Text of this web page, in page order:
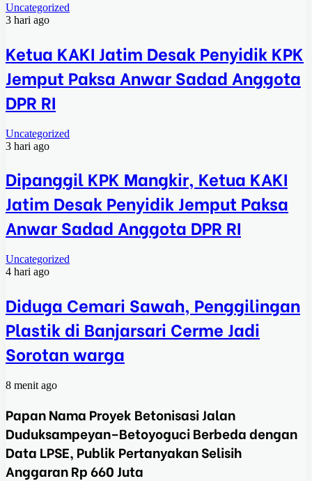
Uncategorized
3 hari ago
Ketua KAKI Jatim Desak Penyidik KPK
Jemput Paksa Anwar Sadad Anggota
DPR RI
Uncategorized
3 hari ago
Dipanggil KPK Mangkir, Ketua KAKI
Jatim Desak Penyidik Jemput Paksa
Anwar Sadad Anggota DPR RI
Uncategorized
4 hari ago
Diduga Cemari Sawah, Penggilingan
Plastik di Banjarsari Cerme Jadi
Sorotan warga
8 menit ago
Papan Nama Proyek Betonisasi Jalan
Duduksampeyan–Betoyoguci Berbeda dengan
Data LPSE, Publik Pertanyakan Selisih
Anggaran Rp 660 Juta